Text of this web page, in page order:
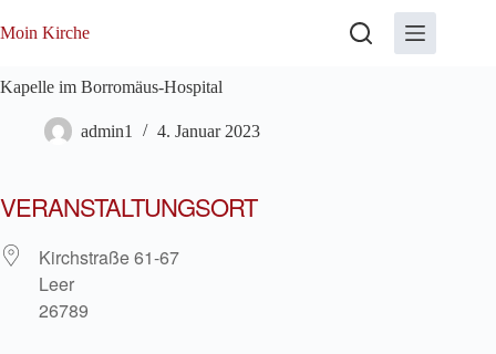
Inhalt
Moin Kirche
Kapelle im Borromäus-Hospital
admin1 4. Januar 2023
VERANSTALTUNGSORT
Kirchstraße 61-67
Leer
26789